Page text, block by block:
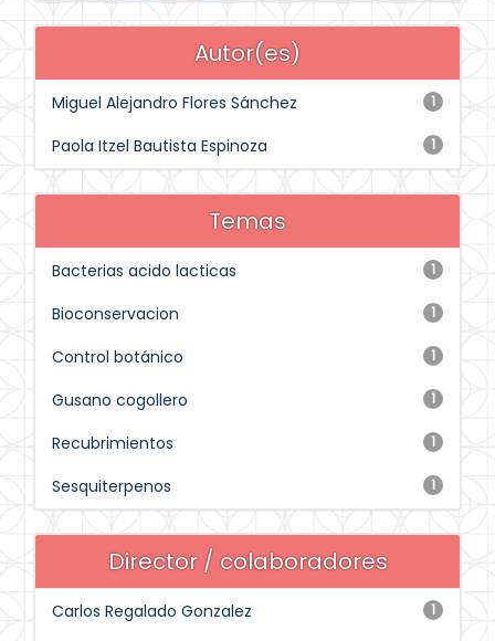
Autor(es)
1
Miguel Alejandro Flores Sánchez
1
Paola Itzel Bautista Espinoza
Temas
1
Bacterias acido lacticas
1
Bioconservacion
1
Control botánico
1
Gusano cogollero
1
Recubrimientos
1
Sesquiterpenos
Director / colaboradores
1
Carlos Regalado Gonzalez